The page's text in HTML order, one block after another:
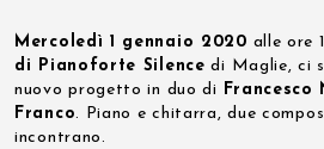
Mercoledì 1 gennaio 2020 alle ore
di Pianoforte Silence di Maglie, ci
nuovo progetto in duo di
Francesco
Franco. Piano e chitarra, due
incontrano.